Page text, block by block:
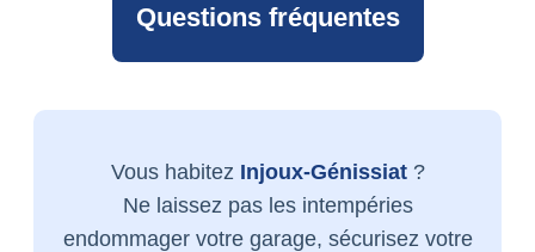
Questions fréquentes
Vous habitez Injoux-Génissiat?
Ne laissez pas les intempéries
endommager votre garage, sécurisez votre